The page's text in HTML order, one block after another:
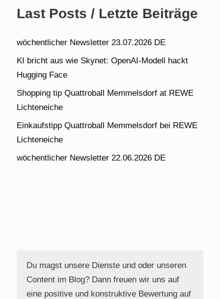
Last Posts / Letzte Beiträge
wöchentlicher Newsletter 23.07.2026 DE
KI bricht aus wie Skynet: OpenAI-Modell hackt
Hugging Face
Shopping tip Quattroball Memmelsdorf at REWE
Lichteneiche
Einkaufstipp Quattroball Memmelsdorf bei REWE
Lichteneiche
wöchentlicher Newsletter 22.06.2026 DE
Du magst unsere Dienste und oder unseren
Content im Blog? Dann freuen wir uns auf
eine positive und konstruktive Bewertung auf